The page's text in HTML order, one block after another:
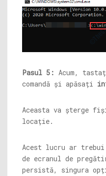
Pasul 5: Acum,
comandă și apăsați
Aceasta va șterge
locație.
Acest lucru ar
de ecranul de
persistă, singura